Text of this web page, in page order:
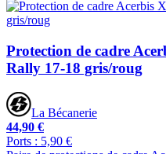
Protection de cadre
Rally 17-18 gris/roug
La Bécanerie
44,90 €
Ports : 5,90 €